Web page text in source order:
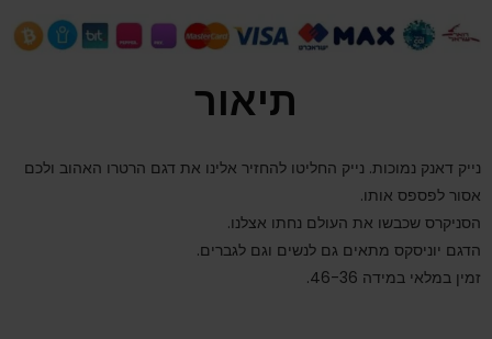
תיאור
נייק דאנק נמוכות. נייק החליטו להחזיר אלינו את דגם הרטרו האהוב ולכם
אסור לפספס אותו.
הסניקרס שכבשו את העולם נחתו אצלנו.
הדגם יוניסקס מתאים גם לנשים וגם לגברים.
זמין במלאי במידה 46-36.